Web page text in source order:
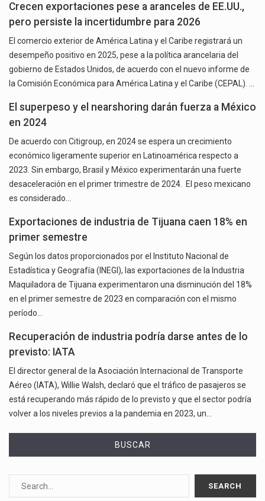
Crecen exportaciones pese a aranceles de EE.UU.,
pero persiste la incertidumbre para 2026
El comercio exterior de América Latina y el Caribe registrará un
desempeño positivo en 2025, pese a la política arancelaria del
gobierno de Estados Unidos, de acuerdo con el nuevo informe de
la Comisión Económica para América Latina y el Caribe (CEPAL). …
El superpeso y el nearshoring darán fuerza a México
en 2024
De acuerdo con Citigroup, en 2024 se espera un crecimiento
económico ligeramente superior en Latinoamérica respecto a
2023. Sin embargo, Brasil y México experimentarán una fuerte
desaceleración en el primer trimestre de 2024. El peso mexicano
es considerado…
Exportaciones de industria de Tijuana caen 18% en
primer semestre
Según los datos proporcionados por el Instituto Nacional de
Estadística y Geografía (INEGI), las exportaciones de la Industria
Maquiladora de Tijuana experimentaron una disminución del 18%
en el primer semestre de 2023 en comparación con el mismo
período…
Recuperación de industria podría darse antes de lo
previsto: IATA
El director general de la Asociación Internacional de Transporte
Aéreo (IATA), Willie Walsh, declaró que el tráfico de pasajeros se
está recuperando más rápido de lo previsto y que el sector podría
volver a los niveles previos a la pandemia en 2023, un…
BUSCAR